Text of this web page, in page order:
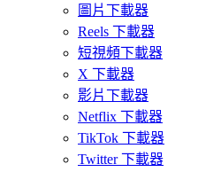
圖片下載器
Reels 下載器
短視頻下載器
X 下載器
影片下載器
Netflix 下載器
TikTok 下載器
Twitter 下載器